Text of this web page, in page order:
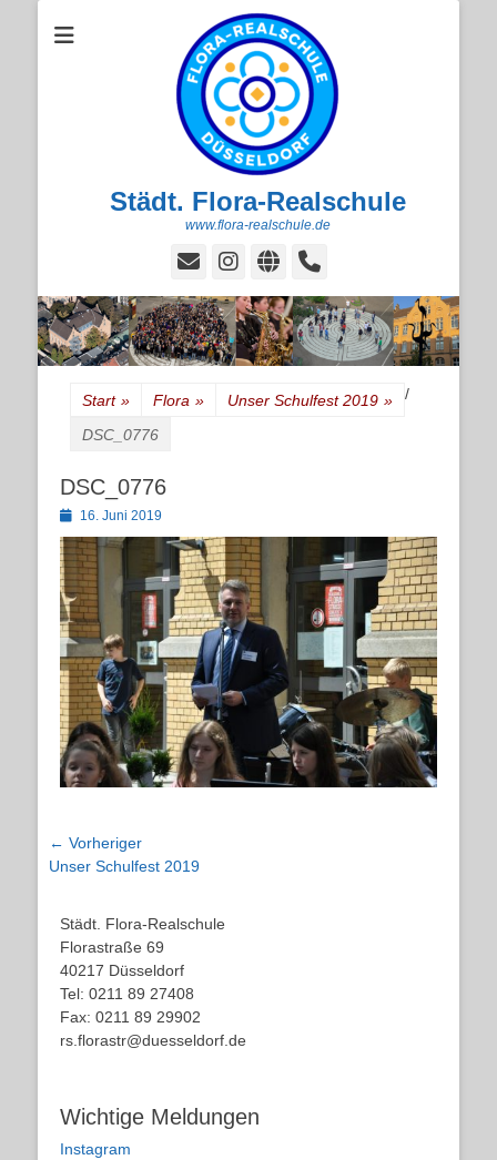
Städt. Flora-Realschule
www.flora-realschule.de
E-
Instagram
Website
Handset
Start » Flora » /
Unser Schulfest 2019 »
DSC_0776
DSC_0776
Posted
on
16. Juni 2019
Beitragsnavigation
← Vorheriger
Vorheriger
Unser Schulfest 2019
Städt. Flora-Realschule
Florastraße 69
40217 Düsseldorf
Tel: 0211 89 27408
Fax: 0211 89 29902
rs.florastr@duesseldorf.de
Wichtige Meldungen
Instagram